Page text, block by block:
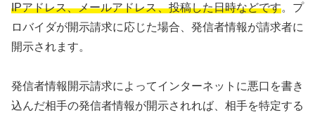
IPアドレス、メールアドレス、投稿した日時などです。プ
ロバイダが開示請求に応じた場合、発信者情報が請求者に
開示されます。
発信者情報開示請求によってインターネットに悪口を書き
込んだ相手の発信者情報が開示されれば、相手を特定する